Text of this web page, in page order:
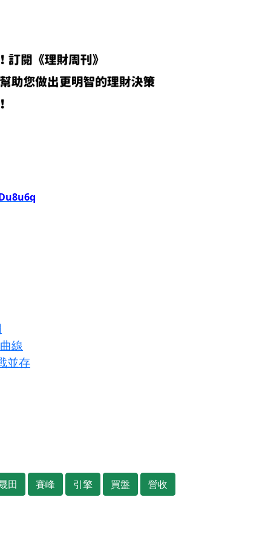
線
並存
田 賽峰 引擎 買盤
營收